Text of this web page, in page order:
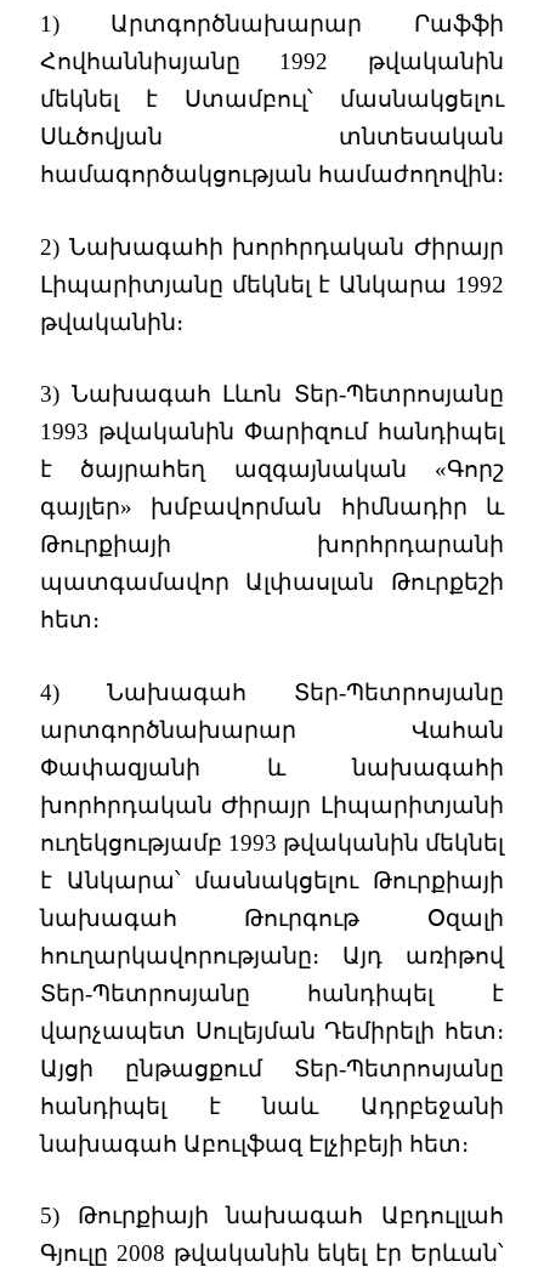
1) Արտգործնախարար Րաֆֆի
Հովհաննիսյանը 1992 թվականին
մեկնել է Ստամբուլ՝ մասնակցելու
Սևծովյան տնտեսական
համագործակցության համաժողովին։
2) Նախագահի խորհրդական Ժիրայր
Լիպարիտյանը մեկնել է Անկարա 1992
թվականին։
3) Նախագահ Լևոն Տեր-Պետրոսյանը
1993 թվականին Փարիզում հանդիպել
է ծայրահեղ ազգայնական «Գորշ
գայլեր» խմբավորման հիմնադիր և
Թուրքիայի խորհրդարանի
պատգամավոր Ալփասլան Թուրքեշի
հետ։
4) Նախագահ Տեր-Պետրոսյանը
արտգործնախարար Վահան
Փափազյանի և նախագահի
խորհրդական Ժիրայր Լիպարիտյանի
ուղեկցությամբ 1993 թվականին մեկնել
է Անկարա՝ մասնակցելու Թուրքիայի
նախագահ Թուրգութ Օզալի
հուղարկավորությանը։ Այդ առիթով
Տեր-Պետրոսյանը հանդիպել է
վարչապետ Սուլեյման Դեմիրելի հետ։
Այցի ընթացքում Տեր-Պետրոսյանը
հանդիպել է նաև Ադրբեջանի
նախագահ Աբուլֆազ Էլչիբեյի հետ։
5) Թուրքիայի նախագահ Աբդուլլահ
Գյուլը 2008 թվականին եկել էր Երևան՝